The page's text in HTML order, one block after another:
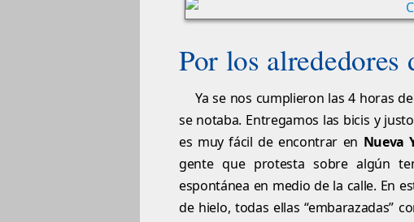
Por los alrededores
Ya se nos cumplieron las 4 horas
se notaba. Entregamos las bicis y
es muy fácil de encontrar en Nueva
gente que protesta sobre algún
espontánea en medio de la calle. En
de hielo, todas ellas “embarazadas”